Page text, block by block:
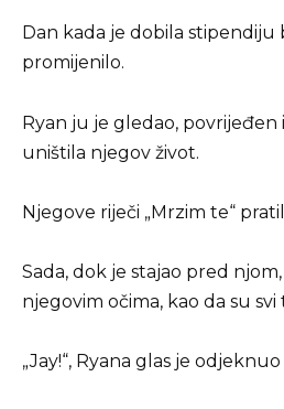
Dan kada je dobila stipendiju
promijenilo.
Ryan ju je gledao, povrijeđen
uništila njegov život.
Njegove riječi „Mrzim te“
Sada, dok je stajao pred
njegovim očima, kao da su
„Jay!“, Ryana glas je